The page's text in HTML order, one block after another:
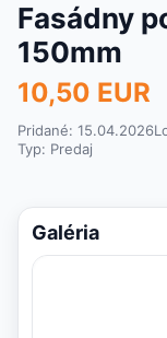
Fasádny
150mm
10,50 EUR
Pridané: 15.04.2026
Typ: Predaj
Galéria